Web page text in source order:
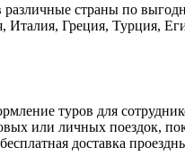
страны по
Италия, Греция,
туров для
или личных поездок,
доставка